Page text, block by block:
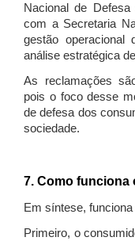
Nacional de
com a Secretaria
gestão operacional
análise estratégica
As reclamações
pois o foco desse
de defesa dos
sociedade.
7. Como funciona
Em síntese,
Primeiro, o